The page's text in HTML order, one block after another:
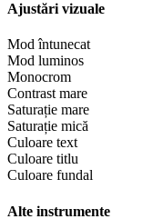
Ajustări vizuale
Mod întunecat
Mod luminos
Monocrom
Contrast mare
Saturație mare
Saturație mică
Culoare text
Culoare titlu
Culoare fundal
Alte instrumente